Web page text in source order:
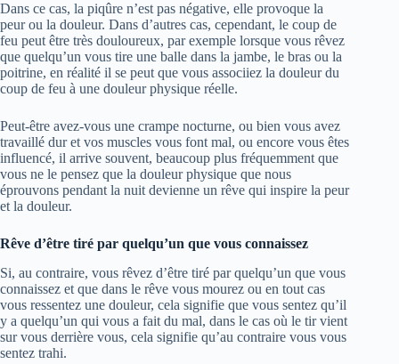
Dans ce cas, la piqûre n’est pas négative, elle provoque la
peur ou la douleur. Dans d’autres cas, cependant, le coup de
feu peut être très douloureux, par exemple lorsque vous rêvez
que quelqu’un vous tire une balle dans la jambe, le bras ou la
poitrine, en réalité il se peut que vous associiez la douleur du
coup de feu à une douleur physique réelle.
Peut-être avez-vous une crampe nocturne, ou bien vous avez
travaillé dur et vos muscles vous font mal, ou encore vous êtes
influencé, il arrive souvent, beaucoup plus fréquemment que
vous ne le pensez que la douleur physique que nous
éprouvons pendant la nuit devienne un rêve qui inspire la peur
et la douleur.
Rêve d’être tiré par quelqu’un que vous connaissez
Si, au contraire, vous rêvez d’être tiré par quelqu’un que vous
connaissez et que dans le rêve vous mourez ou en tout cas
vous ressentez une douleur, cela signifie que vous sentez qu’il
y a quelqu’un qui vous a fait du mal, dans le cas où le tir vient
sur vous derrière vous, cela signifie qu’au contraire vous vous
sentez trahi.